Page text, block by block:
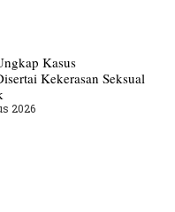
Kasus
Kekerasan Seksual
2026